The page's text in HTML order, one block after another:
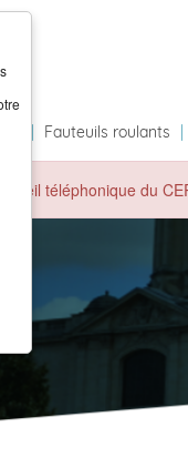
Fauteuils roulants
téléphonique du